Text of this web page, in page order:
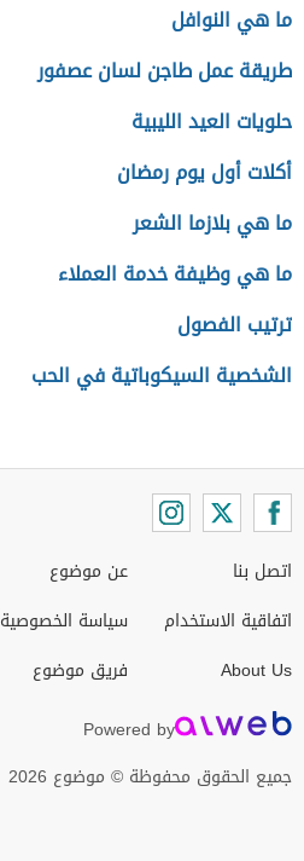
ما هي النوافل
طريقة عمل طاجن لسان عصفور
حلويات العيد الليبية
أكلات أول يوم رمضان
ما هي بلازما الشعر
ما هي وظيفة خدمة العملاء
ترتيب الفصول
الشخصية السيكوباتية في الحب
اتصل بنا
اتفاقية الاستخدام
About Us
عن موضوع
سياسة الخصوصية
فريق موضوع
Powered by
جميع الحقوق محفوظة © موضوع 2026